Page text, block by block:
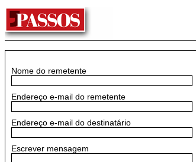
Nome do remetente
Endereço e-mail do remetente
Endereço e-mail do destinatário
Escrever mensagem